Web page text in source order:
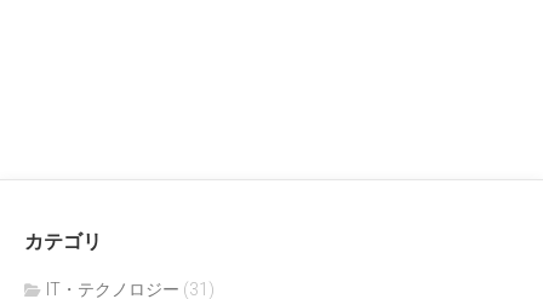
カテゴリ
IT・テクノロジー (31)